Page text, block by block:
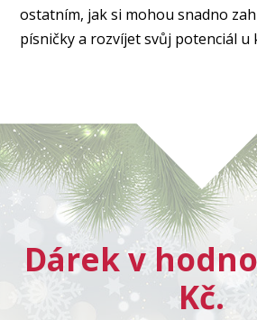
ostatním, jak si mohou snadno
písničky a rozvíjet svůj potenciál u
Dárek v
Kč.